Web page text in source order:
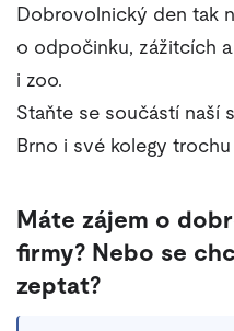
Dobrovolnický den tak
o odpočinku, zážitcích
i zoo.
Staňte se součástí naší
Brno i své kolegy trochu
Máte zájem o
firmy? Nebo se
zeptat?